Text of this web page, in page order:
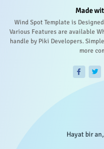
Made
Wind Spot Template is
Various Features are available
handle by Piki Developers.
more
Hayat bir